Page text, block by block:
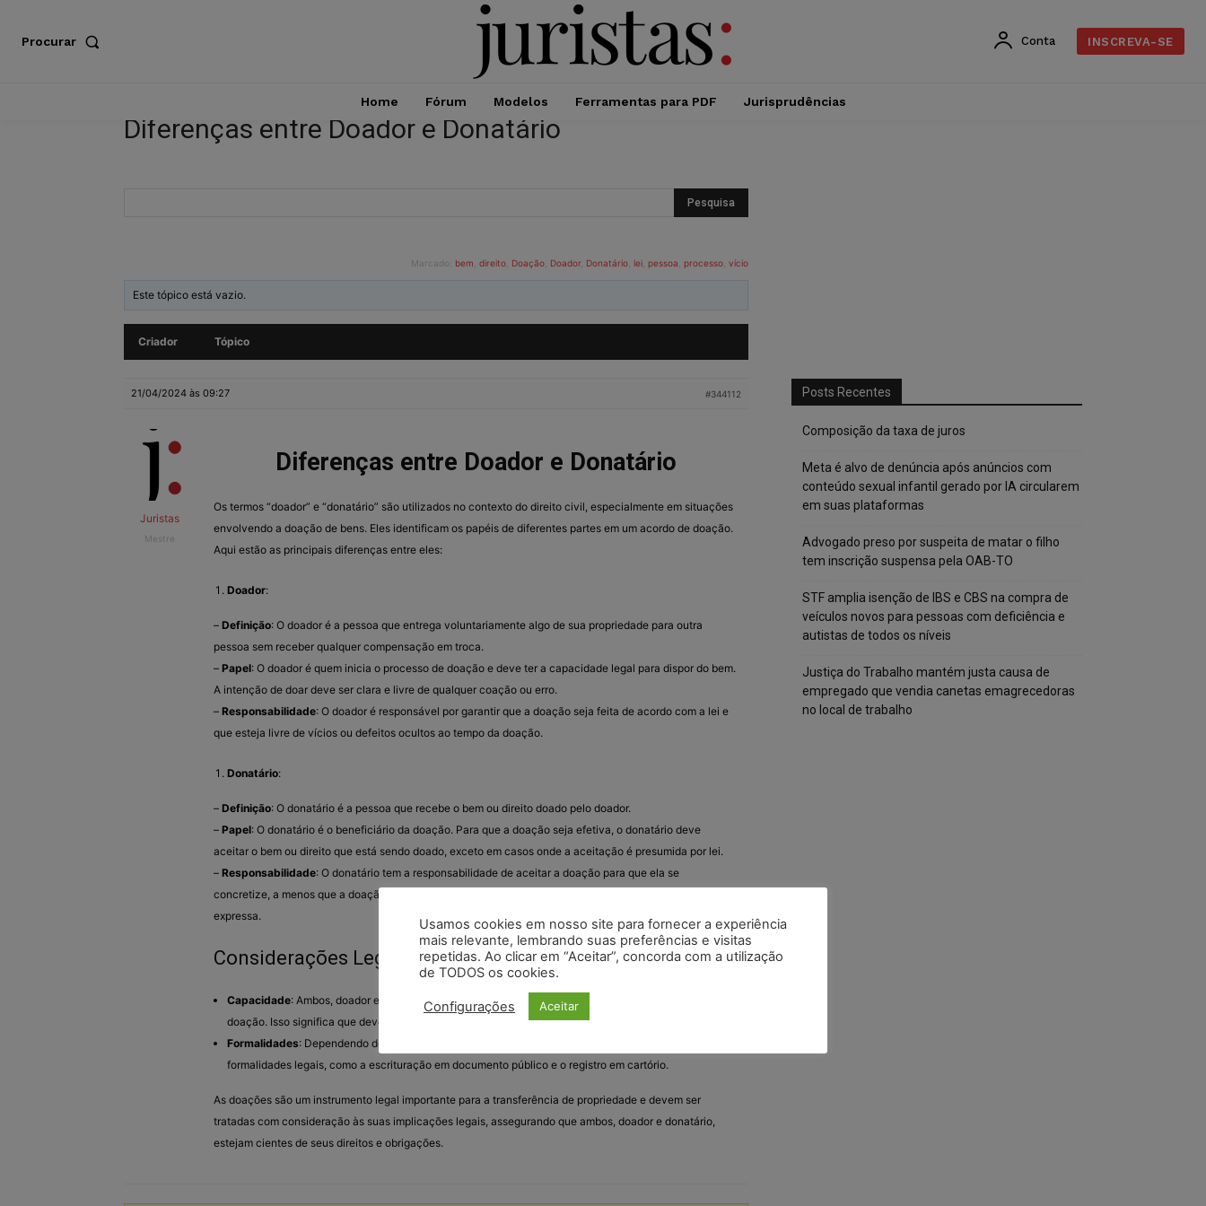
Procurar Conta INSCREVA-SE
Home Fórum Modelos Ferramentas para PDF Jurisprudências
Diferenças entre Doador e Donatário
Marcado: bem direito Doação Doador, Donatário lei pessoa processo vício
Este tópico está vazio.
Criador Tópico
21/04/2024 às 09:27 #344112
Juristas
Mestre
Diferenças entre Doador e Donatário
Os termos “doador” e “donatário” são utilizados no contexto do direito civil, especialmente em situações
envolvendo a doação de bens. Eles identificam os papéis de diferentes partes em um acordo de doação.
Aqui estão as principais diferenças entre eles:
Doador:
– Definição: O doador é a pessoa que entrega voluntariamente algo de sua propriedade para outra
pessoa sem receber qualquer compensação em troca.
– Papel: O doador é quem inicia o processo de doação e deve ter a capacidade legal para dispor do bem.
A intenção de doar deve ser clara e livre de qualquer coação ou erro.
– Responsabilidade: O doador é responsável por garantir que a doação seja feita de acordo com a lei e
que esteja livre de vícios ou defeitos ocultos ao tempo da doação.
Donatário:
– Definição: O donatário é a pessoa que recebe o bem ou direito doado pelo doador.
– Papel: O donatário é o beneficiário da doação. Para que a doação seja efetiva, o donatário deve
aceitar o bem ou direito que está sendo doado, exceto em casos onde a aceitação é presumida por lei.
– Responsabilidade: O donatário tem a responsabilidade de aceitar a doação para que ela se
concretize, a menos que a doação seja feita por meio de um documento oficial que dispense a aceitação
expressa.
Considerações Legais:
Capacidade: Ambos, doador e donatário, devem ter capacidade legal para participar do ato de
doação. Isso significa que devem ser capazes de exercer seus direitos e deveres civis.
Formalidades: Dependendo do valor e da natureza do bem doado, a doação pode exigir
formalidades legais, como a escrituração em documento público e o registro em cartório.
As doações são um instrumento legal importante para a transferência de propriedade e devem ser
tratadas com consideração às suas implicações legais, assegurando que ambos, doador e donatário,
estejam cientes de seus direitos e obrigações.
Posts Recentes
Composição da taxa de juros
Meta é alvo de denúncia após anúncios com
conteúdo sexual infantil gerado por IA circularem
em suas plataformas
Advogado preso por suspeita de matar o filho
tem inscrição suspensa pela OAB-TO
STF amplia isenção de IBS e CBS na compra de
veículos novos para pessoas com deficiência e
autistas de todos os níveis
Justiça do Trabalho mantém justa causa de
empregado que vendia canetas emagrecedoras
no local de trabalho
Usamos cookies em nosso site para fornecer a experiência
mais relevante, lembrando suas preferências e visitas
repetidas. Ao clicar em “Aceitar”, concorda com a utilização
de TODOS os cookies.
Configurações Aceitar